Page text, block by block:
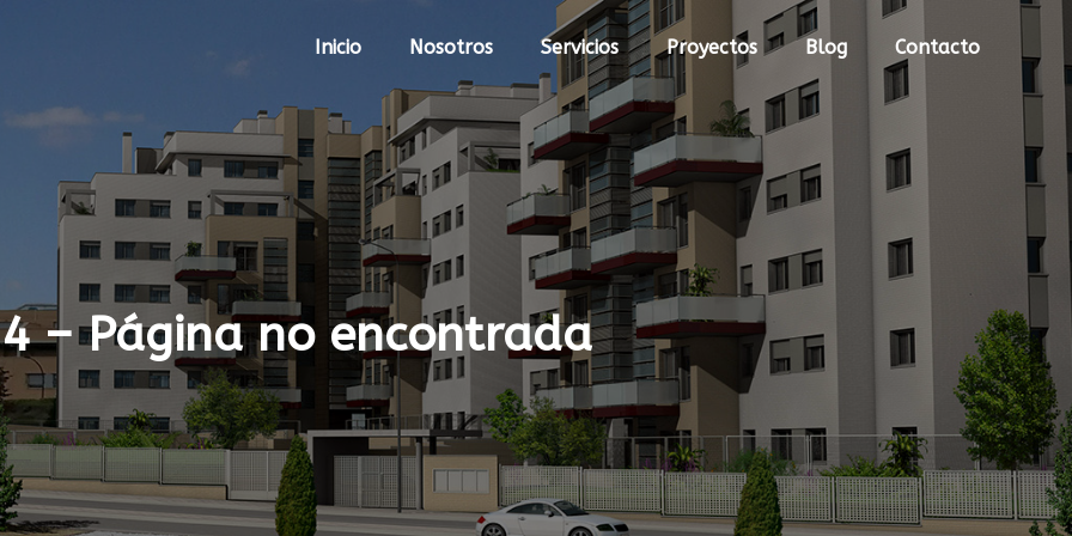
Inicio Nosotros Servicios Proyectos Blog Contacto
– Página no encontrada